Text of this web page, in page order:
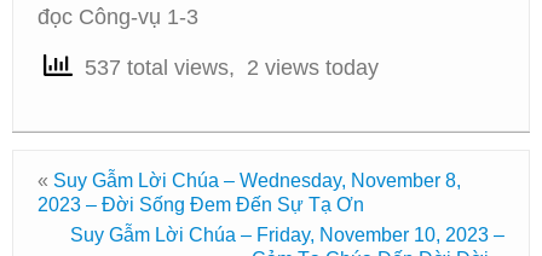
đọc Công-vụ 1-3
537 total views, 2 views today
« Suy Gẫm Lời Chúa – Wednesday, November 8,
2023 – Đời Sống Đem Đến Sự Tạ Ơn
Suy Gẫm Lời Chúa – Friday, November 10, 2023 –